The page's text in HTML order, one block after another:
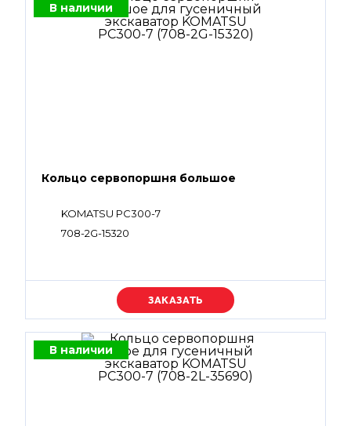
В наличии
Кольцо сервопоршня большое
KOMATSU PC300-7
708-2G-15320
Уточняйте цену
В наличии